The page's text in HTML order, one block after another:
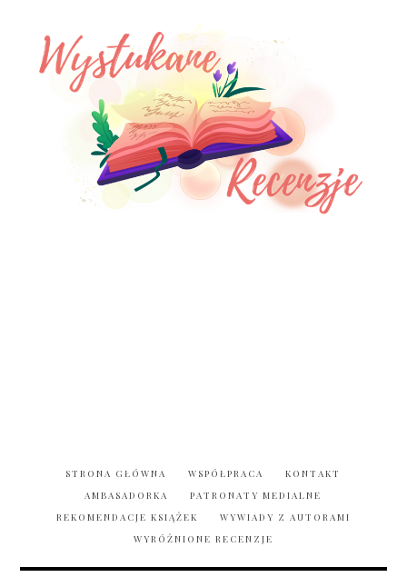
STRONA GŁÓWNA WSPÓŁPRACA
KONTAKT
AMBASADORKA
PATRONATY MEDIALNE
REKOMENDACJE KSIĄŻEK
WYWIADY Z AUTORAMI
WYRÓŻNIONE RECENZJE